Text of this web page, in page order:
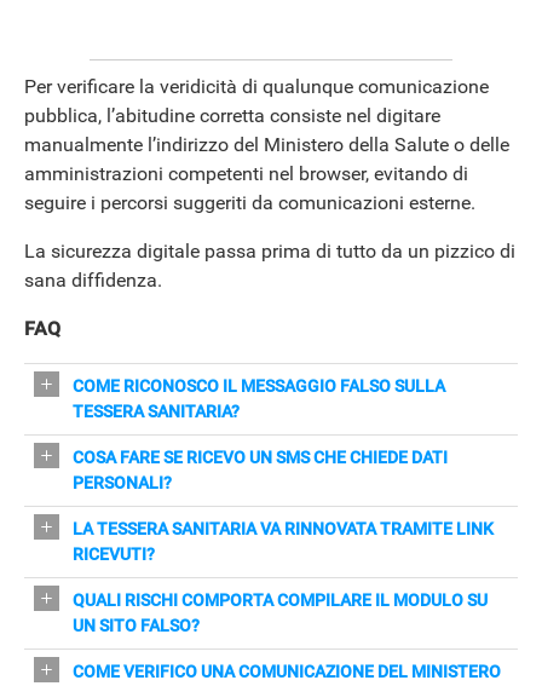
Per verificare la veridicità di qualunque comunicazione
pubblica, l’abitudine corretta consiste nel digitare
manualmente l’indirizzo del Ministero della Salute o delle
amministrazioni competenti nel browser, evitando di
seguire i percorsi suggeriti da comunicazioni esterne.
La sicurezza digitale passa prima di tutto da un pizzico di
sana diffidenza.
FAQ
COME RICONOSCO IL MESSAGGIO FALSO SULLA
TESSERA SANITARIA?
I messaggi fraudolenti contengono link diretti e richieste
di dati; il Ministero non invia email/SMS con link per il
rinnovo.
COSA FARE SE RICEVO UN SMS CHE CHIEDE DATI
PERSONALI?
Non cliccare, non fornire informazioni e cancella il
messaggio; digita manualmente l'indirizzo istituzionale
per verificare.
LA TESSERA SANITARIA VA RINNOVATA TRAMITE LINK
RICEVUTI?
Il rinnovo è automatico ogni 6 anni e non richiede clic o
pagamenti: eventuali richieste ufficiali passano
dall'Agenzia delle Entrate.
QUALI RISCHI COMPORTA COMPILARE IL MODULO SU
UN SITO FALSO?
I dati inseriti possono essere venduti, usati per clonare
COME VERIFICO UNA COMUNICAZIONE DEL MINISTERO